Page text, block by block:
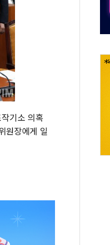
누출, 백린 아닌 무해한 표면 부
체서 불 2시간30여분만에 진화...
기소 의혹
원장에게 일